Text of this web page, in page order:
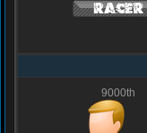
9000th